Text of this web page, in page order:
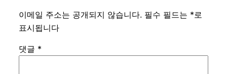
이메일 주소는 공개되지 않습니다. 필수 필드는 *로
표시됩니다
댓글 *